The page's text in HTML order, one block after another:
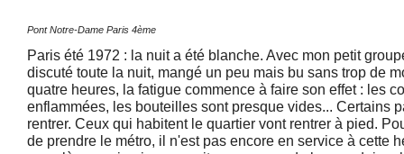
Pont Notre-Dame Paris 4ème
Paris été 1972 : la nuit a été blanche. Avec mon petit
discuté toute la nuit, mangé un peu mais bu sans trop de
quatre heures, la fatigue commence à faire son effet : les
enflammées, les bouteilles sont presque vides... Certains
rentrer. Ceux qui habitent le quartier vont rentrer à pied.
de prendre le métro, il n'est pas encore en service à cette